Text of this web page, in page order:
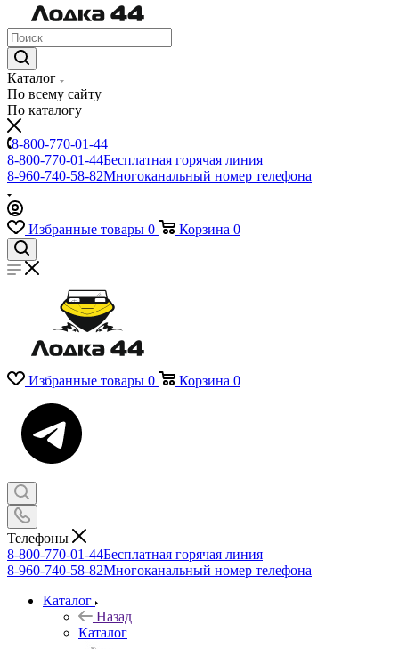
Каталог
По всему сайту
По каталогу
8-800-770-01-44
8-800-770-01-44Бесплатная горячая линия
8-960-740-58-82Многоканальный номер телефона
Избранные товары 0 Корзина 0
Избранные товары 0 Корзина 0
Телефоны
8-800-770-01-44Бесплатная горячая линия
8-960-740-58-82Многоканальный номер телефона
Каталог
Назад
Каталог